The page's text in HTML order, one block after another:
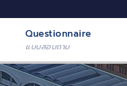
Questionnaire
แบบสอบถาม